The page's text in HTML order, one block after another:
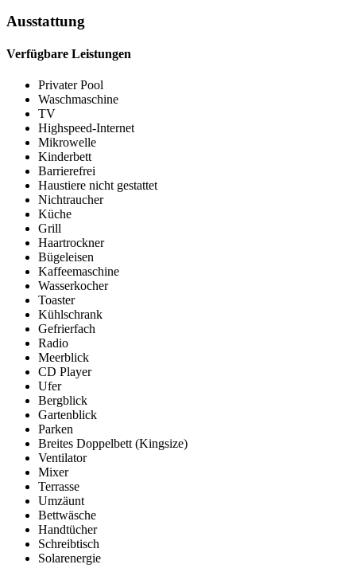
Ausstattung
Verfügbare Leistungen
Privater Pool
Waschmaschine
TV
Highspeed-Internet
Mikrowelle
Kinderbett
Barrierefrei
Haustiere nicht gestattet
Nichtraucher
Küche
Grill
Haartrockner
Bügeleisen
Kaffeemaschine
Wasserkocher
Toaster
Kühlschrank
Gefrierfach
Radio
Meerblick
CD Player
Ufer
Bergblick
Gartenblick
Parken
Breites Doppelbett (Kingsize)
Ventilator
Mixer
Terrasse
Umzäunt
Bettwäsche
Handtücher
Schreibtisch
Solarenergie